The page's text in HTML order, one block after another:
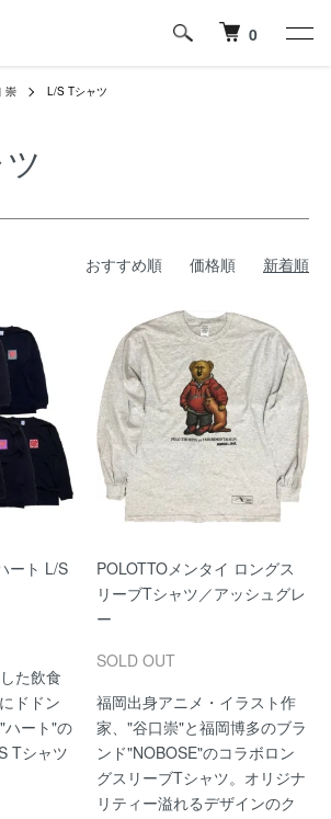
0
崇 L/S Tシャツ
おすすめ順 価格順 新着順
ート L/S
た飲食
ドドン
ハート"の
Tシャツ
POLOTTOメンタイ ロングス
リーブTシャツ／アッシュグレ
ー
SOLD OUT
福岡出身アニメ・イラスト作
家、"谷口崇"と福岡博多のブラ
ンド"NOBOSE"のコラボロン
グスリーブTシャツ。オリジナ
リティー溢れるデザインのク